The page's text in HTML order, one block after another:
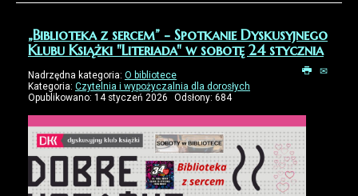
„Biblioteka z sercem” - Spotkanie Dyskusyjnego
Klubu Książki "Literiada" w sobotę 24 stycznia
Nadrzędna kategoria: O bibliotece
Kategoria: Czytelnia i wypożyczalnia dla dorosłych
Opublikowano: 14 styczeń 2026
Odsłony: 684